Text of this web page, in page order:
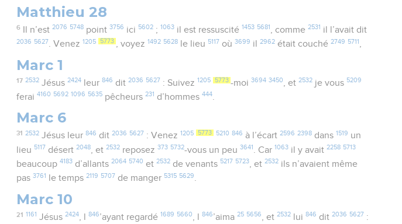
Matthieu 28
6 Il n’est 2076 5748point 3756 ici 5602; 1063il est ressuscité 1453 5681 , comme 2531 il l’avait dit
2036 5627. Venez 1205 5773 , voyez 1492 5628 le lieu 5117 où3699 il2962 était couché2749 5711,
Marc 1
17 2532Jésus 2424leur 846 dit 2036 5627 : Suivez 1205 5773 -moi 3694 3450 , et 2532je vous 5209
ferai4160 5692 1096 5635 pêcheurs231 d’hommes444.
Marc 6
31 2532Jésus leur 846 dit 2036 5627 : Venez 1205 5773 5210 846 à l’écart 2596 2398dans 1519 un
lieu 5117 désert2048 , et2532 reposez373 5732-vous un peu3641 . Car 1063 il y avait2258 5713
beaucoup4183 d’allants2064 5740 et2532 de venants 5217 5723, et2532 ils n’avaient même
pas3761 le temps2119 5707 de manger 5315 5629.
Marc 10
21 1161 Jésus 2424, l 846’ayant regardé 1689 5660 846’aima 25 5656 , et 2532lui 846 dit 2036 5627 :